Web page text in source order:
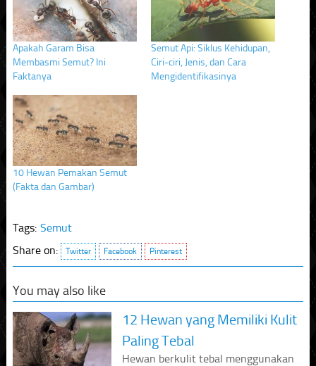
Apakah Garam Bisa
Membasmi Semut? Ini
Faktanya
Semut Api: Siklus Kehidupan,
Ciri-ciri, Jenis, dan Cara
Mengidentifikasinya
10 Hewan Pemakan Semut
(Fakta dan Gambar)
Tags: Semut
Share on:
Twitter Facebook Pinterest
You may also like
12 Hewan yang Memiliki Kulit
Paling Tebal
Hewan berkulit tebal menggunakan